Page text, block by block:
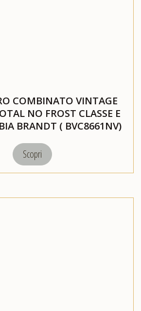
COMBINATO VINTAGE
NO FROST CLASSE E
BRANDT ( BVC8661NV)
Scopri